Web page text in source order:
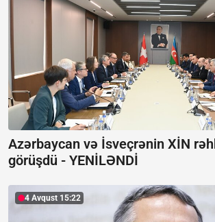
Azərbaycan və İsveçrənin XİN
görüşdü - YENİLƏNDİ
4 Avqust 15:22